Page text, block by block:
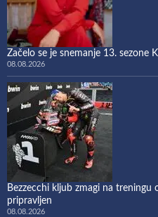
Začelo se je snemanje 13. sezone
08.08.2026
Bezzecchi kljub zmagi na treningu
pripravljen
08.08.2026